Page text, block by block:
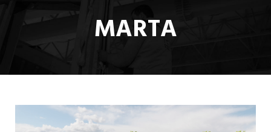
MARTA